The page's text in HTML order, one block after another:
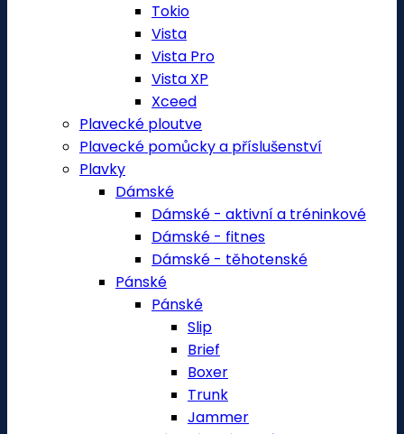
Tokio
Vista
Vista Pro
Vista XP
Xceed
Plavecké ploutve
Plavecké pomůcky a příslušenství
Plavky
Dámské
Dámské - aktivní a tréninkové
Dámské - fitnes
Dámské - těhotenské
Pánské
Pánské
Slip
Brief
Boxer
Trunk
Jammer